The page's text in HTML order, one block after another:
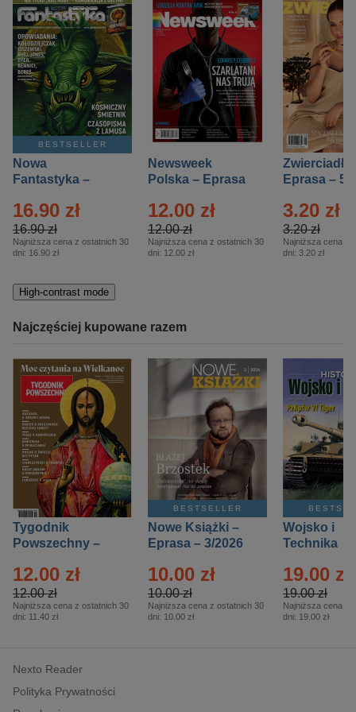
BESTSELLER
Nowa
Fantastyka –
16.90 zł
16.90 zł
Najniższa cena z ostatnich 30
dni: 16.90 zł
Newsweek
Polska – Eprasa
12.00 zł
12.00 zł
Najniższa cena z ostatnich 30
dni: 12.00 zł
Zwierciadło
Eprasa – 5/
3.20 zł
3.20 zł
Najniższa cena z
dni: 3.20 zł
High-contrast mode
Najczęściej kupowane razem
Tygodnik
Powszechny –
12.00 zł
12.00 zł
Najniższa cena z ostatnich 30
dni: 11.40 zł
BESTSELLER
Nowe Książki –
Eprasa – 3/2026
10.00 zł
10.00 zł
Najniższa cena z ostatnich 30
dni: 10.00 zł
Wojsko i
Technika
– 2/2026
19.00 zł
19.00 zł
Najniższa cena z
dni: 19.00 zł
Nexto Reader
Polityka Prywatności